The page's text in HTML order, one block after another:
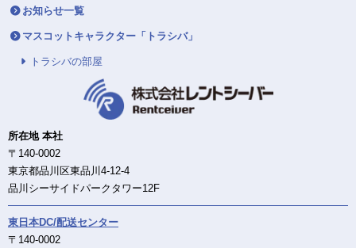
お知らせ一覧
マスコットキャラクター「トラシバ」
トラシバの部屋
所在地 本社
〒140-0002
東京都品川区東品川4-12-4
品川シーサイドパークタワー12F
東日本DC/配送センター
〒140-0002